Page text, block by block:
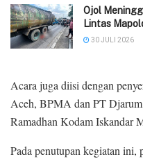
Ojol
Lintas
30 JULI 2026
Acara juga diisi dengan
Aceh, BPMA dan PT
Ramadhan Kodam Iskandar
Pada penutupan kegiatan ini,